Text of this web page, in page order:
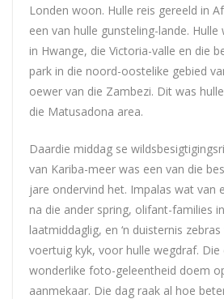
Londen woon. Hulle reis gereeld in
een van hulle gunsteling-lande.
in Hwange, die Victoria-valle en die
park in die noord-oostelike gebied
oewer van die Zambezi. Dit was
die Matusadona area.
Daardie middag se
van Kariba-meer was een van die
jare ondervind het. Impalas wat van
na die ander spring, olifant-families
laatmiddaglig, en ‘n duisternis
voertuig kyk, voor hulle wegdraf. Die
wonderlike foto-geleentheid doem
aanmekaar. Die dag raak al hoe